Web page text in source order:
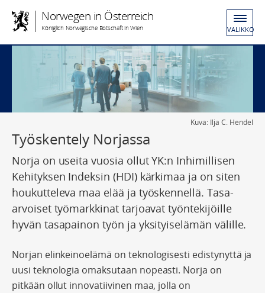
Norwegen in Österreich
Königlich Norwegische Botschaft in Wien VALIKKO
Kuva: Ilja C. Hendel
Työskentely Norjassa
Norja on useita vuosia ollut YK:n Inhimillisen
Kehityksen Indeksin (HDI) kärkimaa ja on siten
houkutteleva maa elää ja työskennellä. Tasa-
arvoiset työmarkkinat tarjoavat työntekijöille
hyvän tasapainon työn ja yksityiselämän välille.
Norjan elinkeinoelämä on teknologisesti edistynyttä ja
uusi teknologia omaksutaan nopeasti. Norja on
pitkään ollut innovatiivinen maa, jolla on